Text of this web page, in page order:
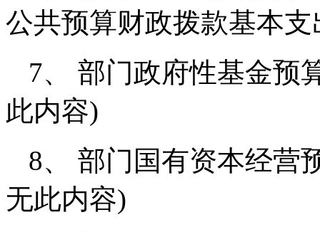
公共预算财政拨款基本
7、 部门政府性基金预
此内容)
8、 部门国有资本经营
无此内容)